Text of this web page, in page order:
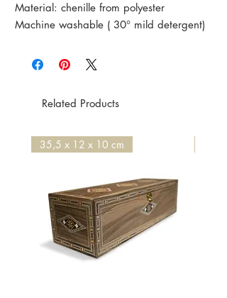
Material: chenille from polyester
Machine washable ( 30° mild detergent)
condition.
Related Products
35,5 x 12 x 10 cm